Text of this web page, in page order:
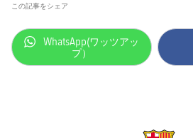
この記事をシェア
label.aria.whatsapp
WhatsApp(ワッツアッ
プ）